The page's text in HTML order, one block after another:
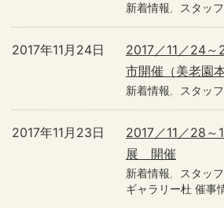
新着情報 スタッ
2017／11／24
市開催（美老園本
2017年11月24日
新着情報 スタッ
2017／11／28
展 開催
2017年11月23日
新着情報
スタッ
ギャラリー杜 催事